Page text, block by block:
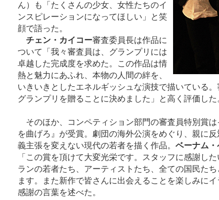
ん）も「たくさんの少女、女性たちのイ
ンスピレーションになってほしい」と笑
顔で語った。
チェン・カイコー審査委員長は作品に
ついて「我々審査員は、グランプリには
卓越した完成度を求めた。この作品は情
熱と魅力にあふれ、本物の人間の絆を、
いきいきとしたエネルギッシュな演技で描いている
グランプリを贈ることに決めました」と高く評価した
そのほか、コンペティション部門の審査員特別賞
を曲げろ』が受賞。劇団の海外公演をめぐり、親に
義主張を変えない現代の若者を描く作品。 ベーナム
「この賞を頂けて大変光栄です。スタッフに感謝し
ランの若者たち、アーティストたち、全ての国民た
ます。また新作で皆さんに出会えることを楽しみに
感謝の言葉を述べた。